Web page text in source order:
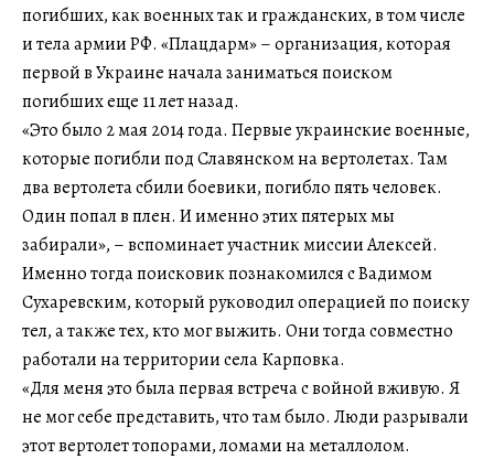
погибших, как военных так и гражданских, в том числе
и тела армии РФ. «Плацдарм» – организация, которая
первой в Украине начала заниматься поиском
погибших еще 11 лет назад.
«Это было 2 мая 2014 года. Первые украинские военные,
которые погибли под Славянском на вертолетах. Там
два вертолета сбили боевики, погибло пять человек.
Один попал в плен. И именно этих пятерых мы
забирали», – вспоминает участник миссии Алексей.
Именно тогда поисковик познакомился с Вадимом
Сухаревским, который руководил операцией по поиску
тел, а также тех, кто мог выжить. Они тогда совместно
работали на территории села Карповка.
«Для меня это была первая встреча с войной вживую. Я
не мог себе представить, что там было. Люди разрывали
этот вертолет топорами, ломами на металлолом.